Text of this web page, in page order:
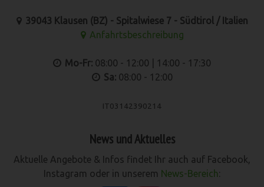
39043 Klausen (BZ) - Spitalwiese 7 - Südtirol / Italien
Anfahrtsbeschreibung
Mo-Fr: 08:00 - 12:00 | 14:00 - 17:30
Sa:08:00 - 12:00
IT03142390214
News und Aktuelles
Aktuelle Angebote & Infos findet Ihr auch auf Facebook,
Instagram oder in unserem News-Bereich: